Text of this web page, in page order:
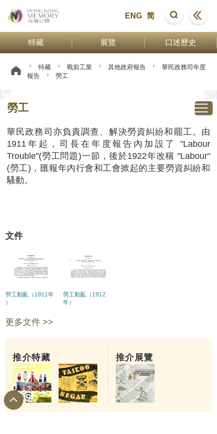
ENG 简
特藏 展覽 口述歷史
特藏 戰前工業 其他政府報告
華民政務司年度
報告
勞工
勞工
華民政務司亦負責調查、解決勞資糾紛和罷工。由
1911年起，司長在年度報告內加設了 "Labour
Trouble"(勞工問題)一節，後於1922年改稱 "Labour"
(勞工)，匯報年內行會和工會掀起的主要勞資糾紛和
騷動。
文件
勞工動亂（1911年
）
勞工動亂（1912
年）
更多文件 >>
推介特藏 推介展覽